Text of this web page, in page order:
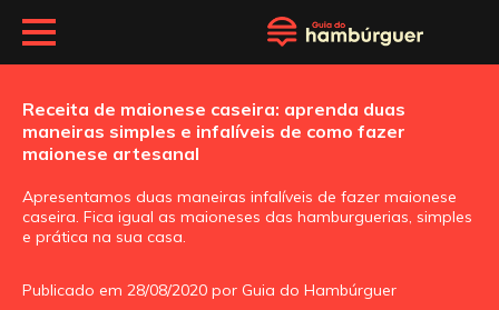
Receita de maionese caseira: aprenda duas
maneiras simples e infalíveis de como fazer
maionese artesanal
Apresentamos duas maneiras infalíveis de fazer maionese
caseira. Fica igual as maioneses das hamburguerias, simples
e prática na sua casa.
Publicado em 28/08/2020 por Guia do Hambúrguer